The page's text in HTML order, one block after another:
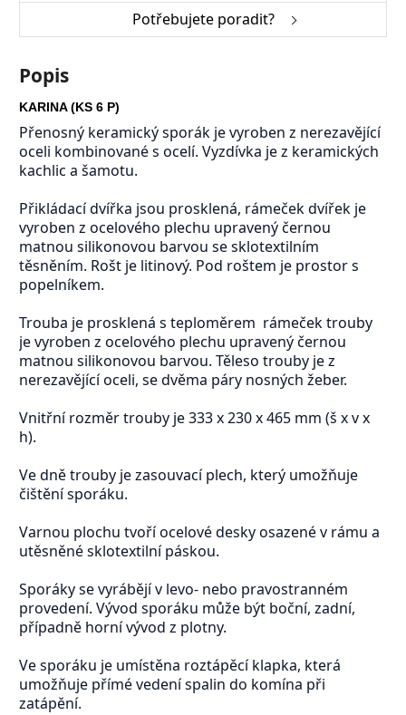
Potřebujete poradit?
Popis
KARINA (KS 6 P)
Přenosný keramický sporák je vyroben z nerezavějící
oceli kombinované s ocelí. Vyzdívka je z keramických
kachlic a šamotu.
Přikládací dvířka jsou prosklená, rámeček dvířek je
vyroben z ocelového plechu upravený černou
matnou silikonovou barvou se sklotextilním
těsněním. Rošt je litinový. Pod roštem je prostor s
popelníkem.
Trouba je prosklená s teploměrem rámeček trouby
je vyroben z ocelového plechu upravený černou
matnou silikonovou barvou. Těleso trouby je z
nerezavějící oceli, se dvěma páry nosných žeber.
Vnitřní rozměr trouby je 333 x 230 x 465 mm (š x v x
h).
Ve dně trouby je zasouvací plech, který umožňuje
čištění sporáku.
Varnou plochu tvoří ocelové desky osazené v rámu a
utěsněné sklotextilní páskou.
Sporáky se vyrábějí v levo- nebo pravostranném
provedení. Vývod sporáku může být boční, zadní,
případně horní vývod z plotny.
Ve sporáku je umístěna roztápěcí klapka, která
umožňuje přímé vedení spalin do komína při
zatápění.